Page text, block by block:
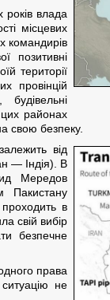
років влада
місцевих
командирів
позитивні
території
провінцій
цих районах
свою безпеку.
від
— Індія). В
Мередов
Пакистану
в
свій вибір
безпечне
права
не